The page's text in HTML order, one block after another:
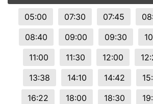
05:00 07:30 07:45
08:40
09:00 09:30
11:00
11:30 12:00
13:38
14:10 14:42
16:22
18:00 18:30